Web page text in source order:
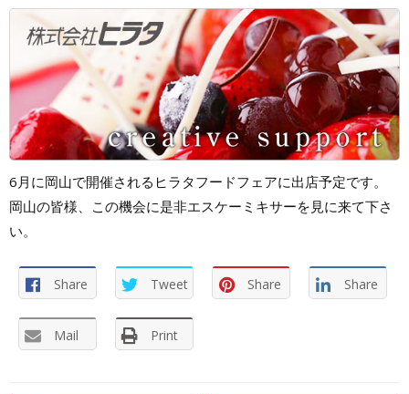
6月に岡山で開催されるヒラタフードフェアに出店予定です。
岡山の皆様、この機会に是非エスケーミキサーを見に来て下さ
い。
Share Tweet Share Share
Mail Print